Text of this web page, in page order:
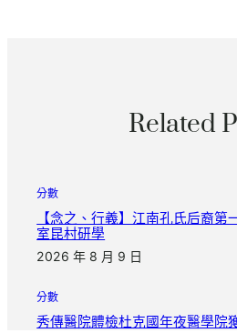
Related
分數
【念之、行義】江南孔氏后裔
室昆村研學
2026 年 8 月 9 日
分數
秀傳醫院體檢杜克國年夜醫學院